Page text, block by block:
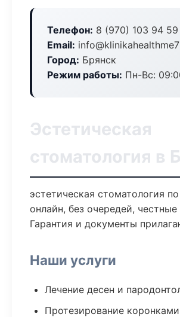
Телефон: 8 (970) 103 94 59
Email:
Город: Брянск
Режим работы: Пн-Вс:
Эстетическая
стоматология в
эстетическая стоматология
онлайн, без очередей,
Гарантия и документы
Наши услуги
Лечение десен и
Протезирование